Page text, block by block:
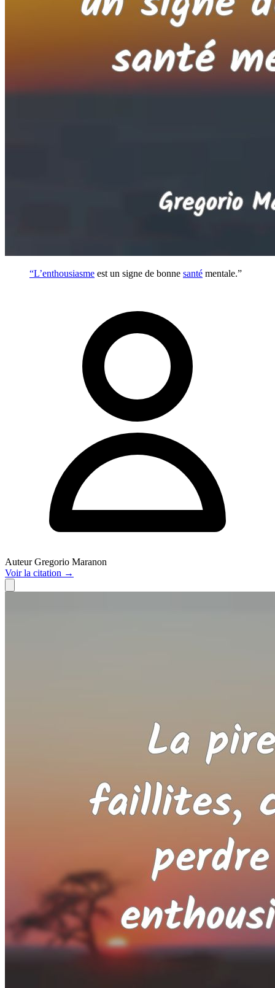
“L’enthousiasme est un signe de bonne santé mentale.”
Auteur Gregorio Maranon
Voirla citation →